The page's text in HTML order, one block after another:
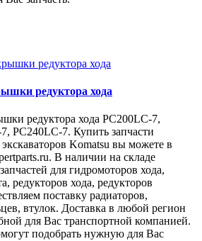
редуктора хода
редуктора хода PC200LC-7,
PC240LC-7. Купить запчасти
экскаваторов Komatsu вы можете в
В наличии на складе
для гидромоторов хода,
редукторов хода, редукторов
поставку радиаторов,
втулок. Доставка в любой регион
для Вас транспортной компанией.
подобрать нужную для Вас